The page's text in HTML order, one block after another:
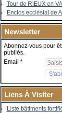
Tour de RIEUX en
Enclos ecclésial de
Newsletter
Abonnez-vous pour
publiés.
Email
Liens À Visiter
Liste bâtiments